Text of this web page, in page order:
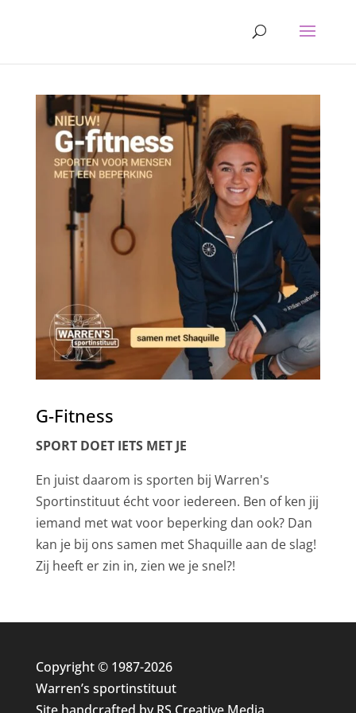
G-Fitness
SPORT DOET IETS MET JE
En juist daarom is sporten bij Warren's
Sportinstituut écht voor iedereen. Ben of ken jij
iemand met wat voor beperking dan ook? Dan
kan je bij ons samen met Shaquille aan de slag!
Zij heeft er zin in, zien we je snel?!
Copyright © 1987-2026
Warren’s sportinstituut